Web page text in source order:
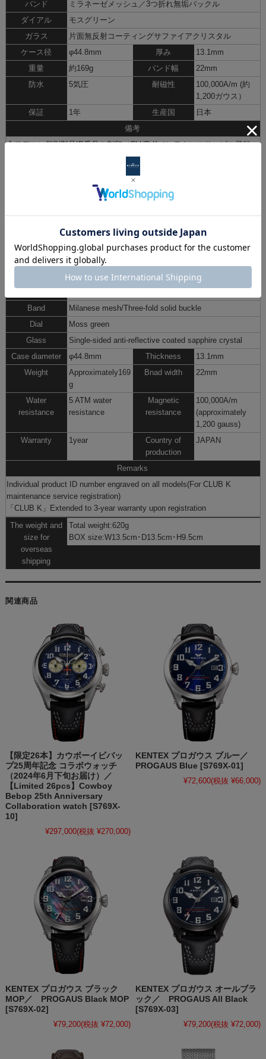
バンド
ミラネーゼメッシュ／3つ折れ無垢バックル
ダイアル
モスグリーン
ガラス
片面無反射コーティングサファイアクリスタル
ケース径
φ44.8mm 厚み
13.1mm
重量
約169g バンド幅
22mm
防水
5気圧 耐磁性
100,000A/m (約
1,200ガウス）
保証
1年 生産国
日本
備考
全モデルに個別製品ID番号を刻印（CLUB Kメンテナンスサービス登録
NH35, Japanese-made automatic movement with a 3-
hand date function, Hand-winding function,Second-
hand regulation.
SUS316L Stainless steel,Permalloy + Soft Iron Inner
Band
Milanese mesh/Three-fold solid buckle
Dial
Moss green
Glass
Single-sided anti-reflective coated sapphire crystal
Case diameter
φ44.8mm Thickness
13.1mm
Weight
Approximately169
g
Bnad width 22mm
Water
resistance
5 ATM water
resistance
Magnetic
resistance
100,000A/m
(approximately
1,200 gauss)
Warranty
1year
Country of
production
JAPAN
Remarks
Individual product ID number engraved on all models(For CLUB K
maintenance service registration)
「CLUB K」 Extended to 3-year warranty upon registration
The weight and
size for
overseas
shipping
Total weight:620g
BOX size:W13.5cm･D13.5cm･H9.5cm
関連商品
【限定26本】カウボーイビバッ
プ25周年記念 コラボウォッチ
（2024年6月下旬お届け）／
【Limited 26pcs】Cowboy
Bebop 25th Anniversary
Collaboration watch [S769X-
10]
¥297,000(税抜 ¥270,000)
KENTEX プロガウス ブルー／
PROGAUS Blue [S769X-01]
¥72,600(税抜 ¥66,000)
KENTEX プロガウス ブラック
MOP／ PROGAUS Black MOP
[S769X-02]
¥79,200(税抜 ¥72,000)
KENTEX プロガウス オールブラ
ック／ PROGAUS All Black
[S769X-03]
¥79,200(税抜 ¥72,000)